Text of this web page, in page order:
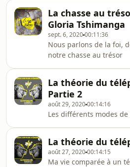
La chasse au
Gloria Tshimanga
sept. 6, 202000:11:36
Nous parlons de la foi,
notre chasse au trésor
La théorie du
Partie 2
août 29, 202000:14:16
Les différents modes de
La théorie du
août 27, 202000:14:15
Ma vie comparée à un